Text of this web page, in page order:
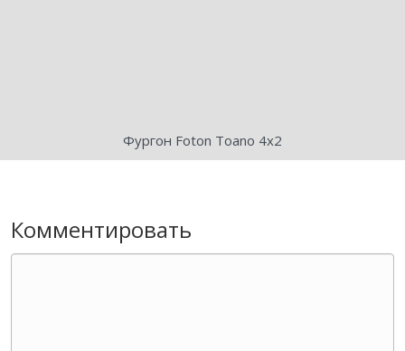
Фургон Foton Toano 4х2
Комментировать